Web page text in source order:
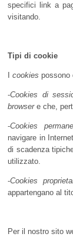
specifici link a
visitando.
Tipi di cookie
Icookiespossono
-Cookies di
browsere che,
-Cookies
navigare in
di scadenza
utilizzato.
-Cookies
appartengano al
Per il nostro sito